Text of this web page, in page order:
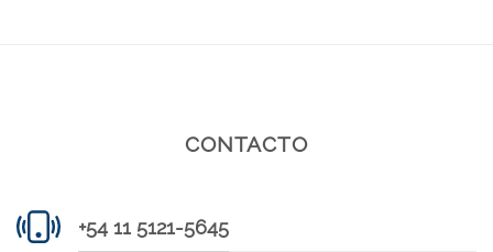
CONTACTO
+54 11 5121-5645